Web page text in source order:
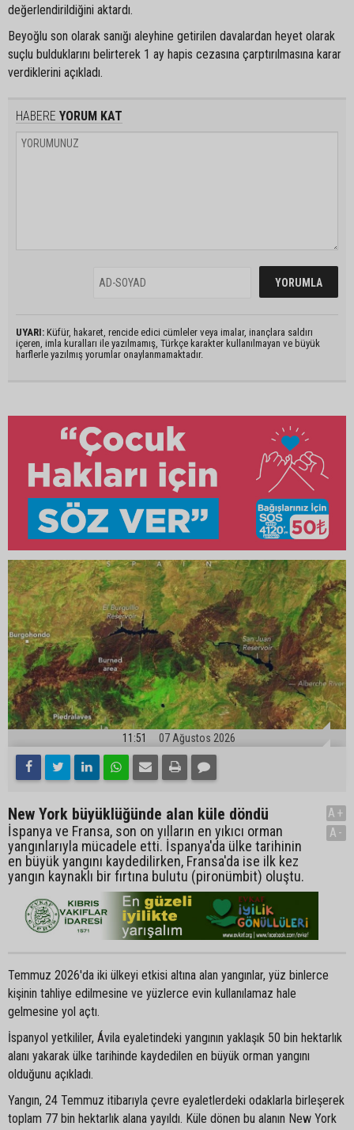
değerlendirildiğini aktardı.
Beyoğlu son olarak sanığı aleyhine getirilen davalardan heyet olarak
suçlu bulduklarını belirterek 1 ay hapis cezasına çarptırılmasına karar
verdiklerini açıkladı.
HABERE YORUM KAT
UYARI: Küfür, hakaret, rencide edici cümleler veya imalar, inançlara saldırı
içeren, imla kuralları ile yazılmamış, Türkçe karakter kullanılmayan ve büyük
harflerle yazılmış yorumlar onaylanmamaktadır.
11:51 07 Ağustos 2026
New York büyüklüğünde alan küle döndü
İspanya ve Fransa, son on yılların en yıkıcı orman
yangınlarıyla mücadele etti. İspanya'da ülke tarihinin
en büyük yangını kaydedilirken, Fransa'da ise ilk kez
yangın kaynaklı bir fırtına bulutu (pironümbit) oluştu.
A+
A-
Temmuz 2026'da iki ülkeyi etkisi altına alan yangınlar, yüz binlerce
kişinin tahliye edilmesine ve yüzlerce evin kullanılamaz hale
gelmesine yol açtı.
İspanyol yetkililer, Ávila eyaletindeki yangının yaklaşık 50 bin hektarlık
alanı yakarak ülke tarihinde kaydedilen en büyük orman yangını
olduğunu açıkladı.
Yangın, 24 Temmuz itibarıyla çevre eyaletlerdeki odaklarla birleşerek
toplam 77 bin hektarlık alana yayıldı. Küle dönen bu alanın New York